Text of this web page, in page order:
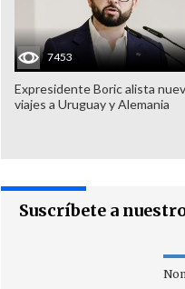
7453
Expresidente Boric alista
viajes a Uruguay y Alemania
Suscríbete a